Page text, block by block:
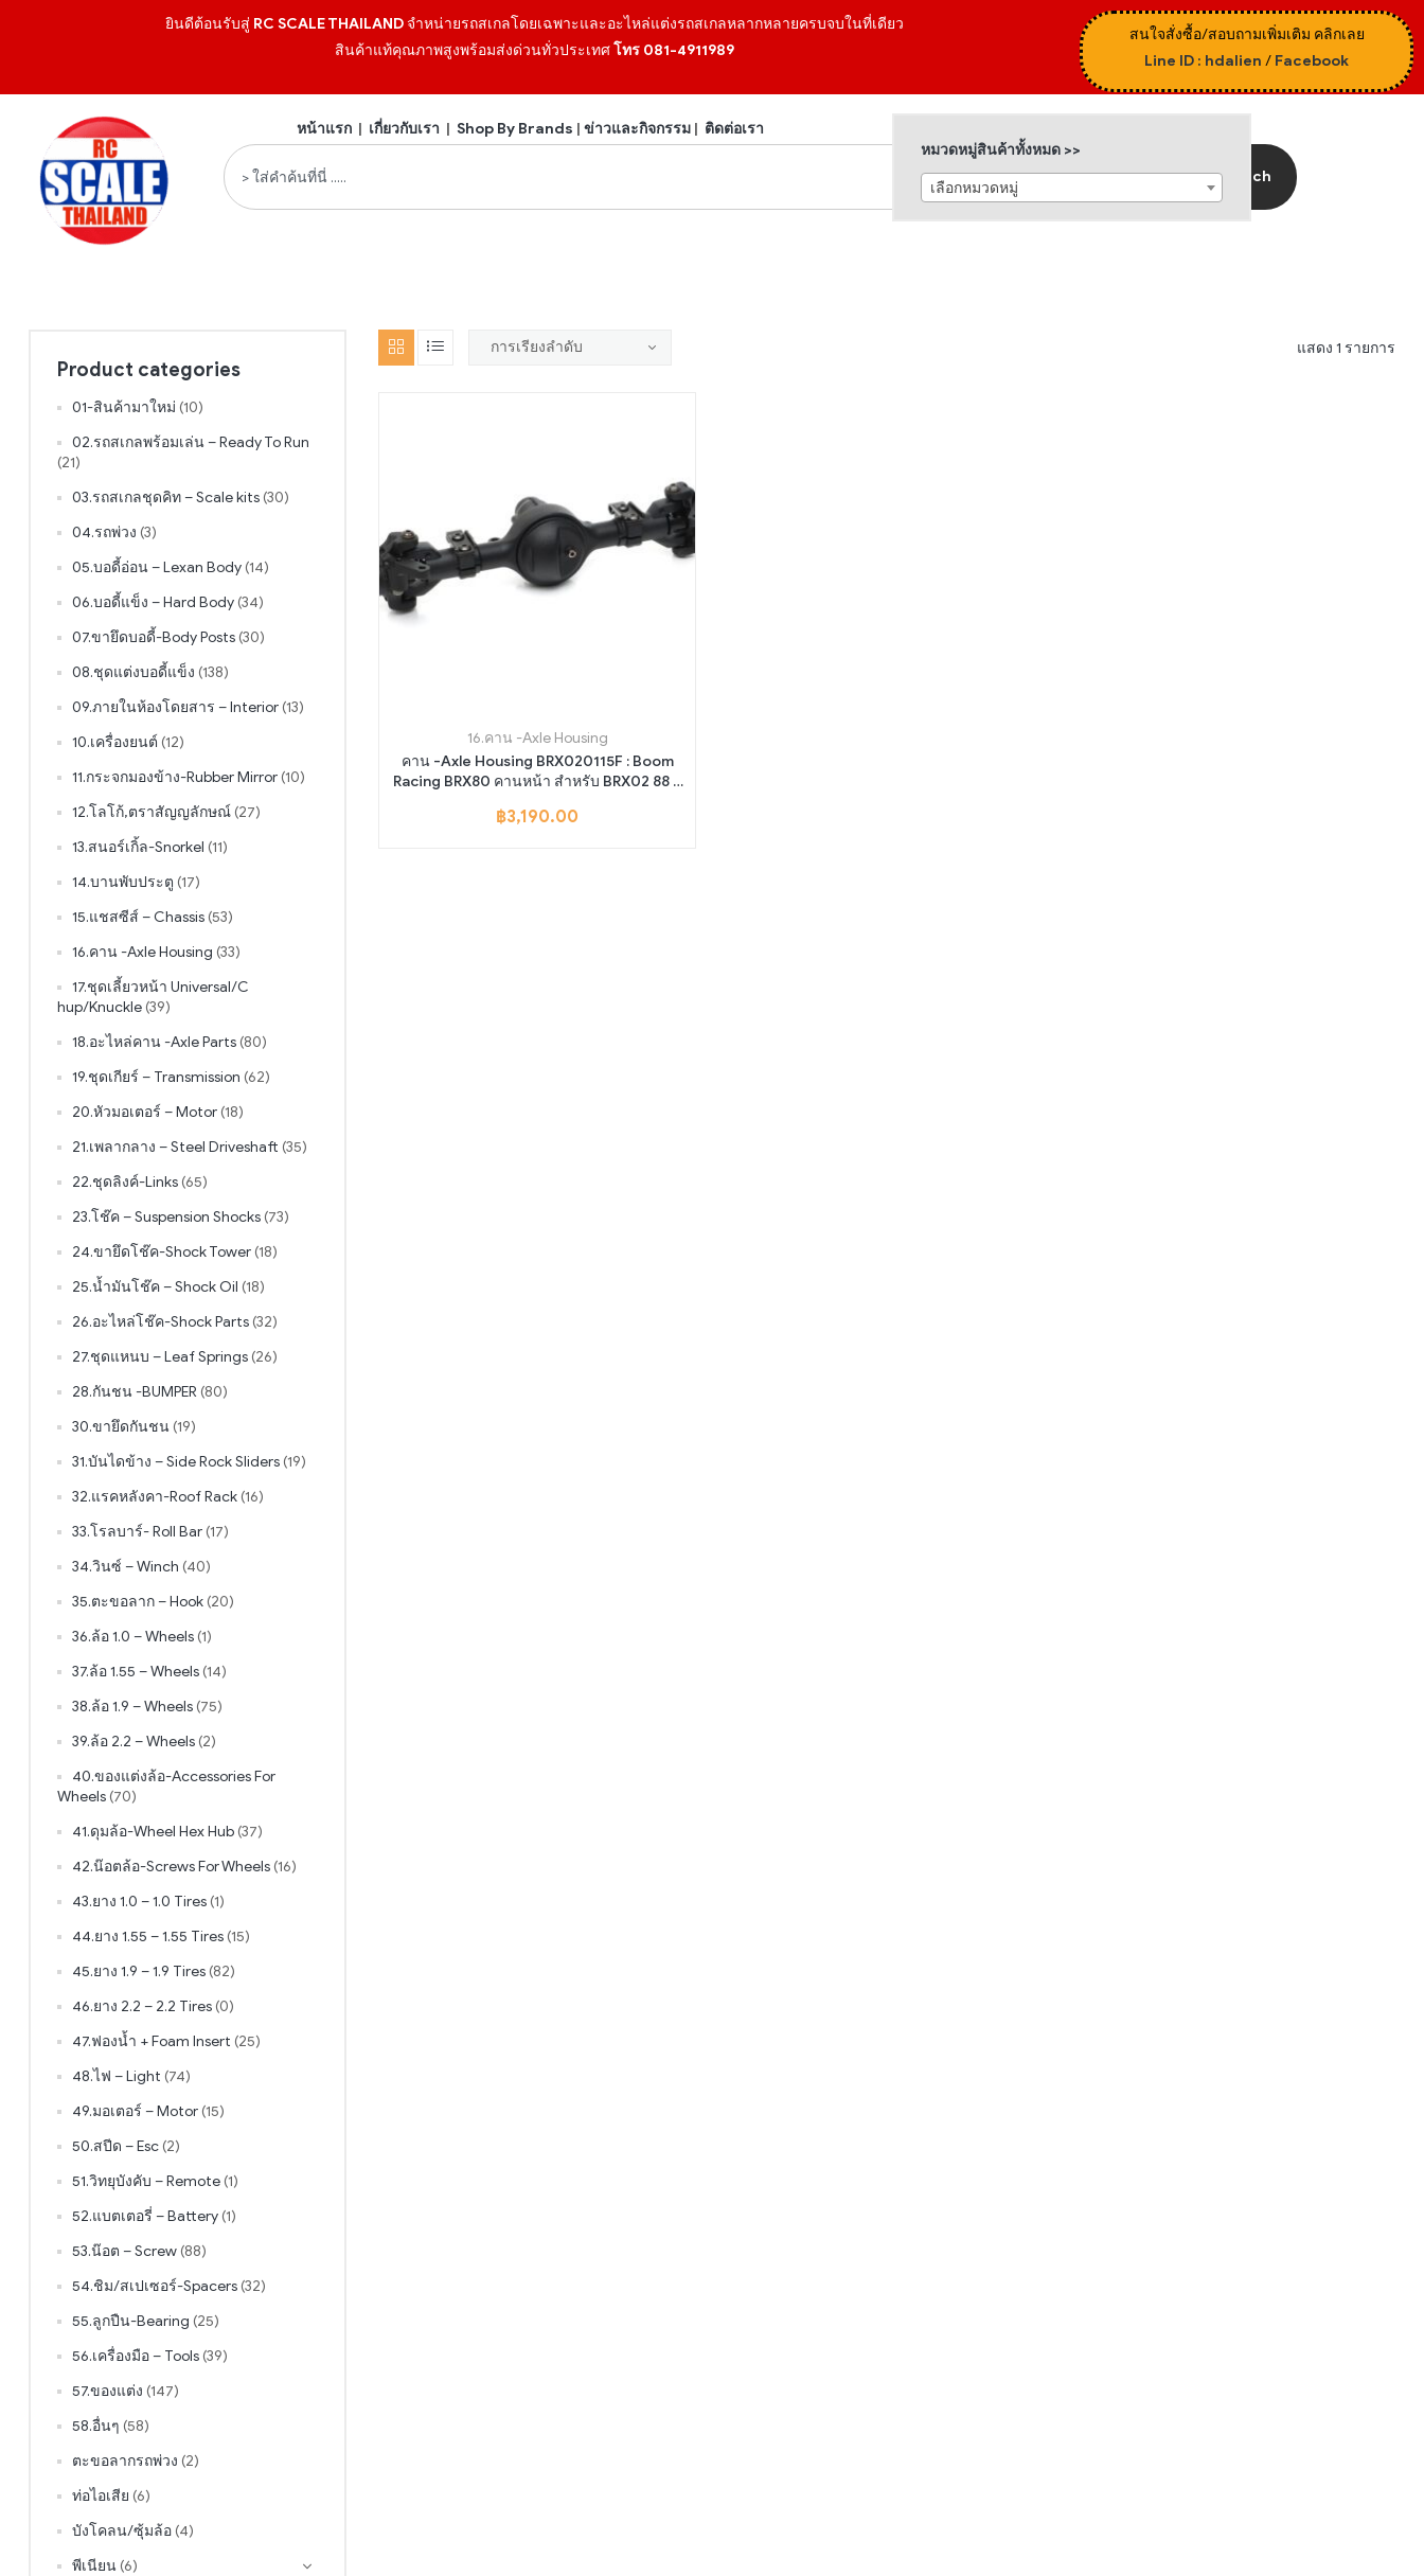
ยินดีต้อนรับสู่ RC SCALE THAILANDจำหน่ายรถสเกลโดยเฉพาะและอะไหล่แต่งรถสเกลหลากหลายครบจบในที่เดียว
สินค้าแท้คุณภาพสูงพร้อมส่งด่วนทั่วประเทศโทร 081-4911989
สนใจสั่งซื้อ/สอบถามเพิ่มเติม คลิกเลย
Line ID : hdalien / Facebook
หน้าแรก| เกี่ยวกับเรา | Shop By Brands | ข่าวและกิจกรรม| ติดต่อเรา
Search
หมวดหมู่สินค้าทั้งหมด >>
เลือกหมวดหมู่
แสดง 1 รายการ
16.คาน -Axle Housing
คาน -Axle Housing BRX020115F : Boom
Racing BRX80 คานหน้า สำหรับ BRX02 88 &
฿3,190.00
Product categories
01-สินค้ามาใหม่ (10)
02.รถสเกลพร้อมเล่น – Ready To Run
(21)
03.รถสเกลชุดคิท – Scale kits (30)
04.รถพ่วง (3)
05.บอดี้อ่อน – Lexan Body (14)
06.บอดี้แข็ง – Hard Body (34)
07.ขายึดบอดี้-Body Posts (30)
08.ชุดแต่งบอดี้แข็ง (138)
09.ภายในห้องโดยสาร – Interior (13)
10.เครื่องยนต์ (12)
11.กระจกมองข้าง-Rubber Mirror (10)
12.โลโก้,ตราสัญญลักษณ์ (27)
13.สนอร์เกิ้ล-Snorkel (11)
14.บานพับประตู (17)
15.แชสซีส์ – Chassis (53)
16.คาน -Axle Housing (33)
17.ชุดเลี้ยวหน้า Universal/C
hup/Knuckle (39)
18.อะไหล่คาน -Axle Parts (80)
19.ชุดเกียร์ – Transmission (62)
20.หัวมอเตอร์ – Motor (18)
21.เพลากลาง – Steel Driveshaft (35)
22.ชุดลิงค์-Links (65)
23.โช๊ค – Suspension Shocks (73)
24.ขายึดโช๊ค-Shock Tower (18)
25.น้ำมันโช๊ค – Shock Oil (18)
26.อะไหล่โช๊ค-Shock Parts (32)
27.ชุดแหนบ – Leaf Springs (26)
28.กันชน -BUMPER (80)
30.ขายึดกันชน (19)
31.บันไดข้าง – Side Rock Sliders (19)
32.แรคหลังคา-Roof Rack (16)
33.โรลบาร์- Roll Bar (17)
34.วินซ์ – Winch (40)
35.ตะขอลาก – Hook (20)
36.ล้อ 1.0 – Wheels (1)
37.ล้อ 1.55 – Wheels (14)
38.ล้อ 1.9 – Wheels (75)
39.ล้อ 2.2 – Wheels (2)
40.ของแต่งล้อ-Accessories For
Wheels (70)
41.ดุมล้อ-Wheel Hex Hub (37)
42.น๊อตล้อ-Screws For Wheels (16)
43.ยาง 1.0 – 1.0 Tires (1)
44.ยาง 1.55 – 1.55 Tires (15)
45.ยาง 1.9 – 1.9 Tires (82)
46.ยาง 2.2 – 2.2 Tires (0)
47.ฟองน้ำ + Foam Insert (25)
48.ไฟ – Light (74)
49.มอเตอร์ – Motor (15)
50.สปีด – Esc (2)
51.วิทยุบังคับ – Remote (1)
52.แบตเตอรี่ – Battery (1)
53.น๊อต – Screw (88)
54.ชิม/สเปเซอร์-Spacers (32)
55.ลูกปืน-Bearing (25)
56.เครื่องมือ – Tools (39)
57.ของแต่ง (147)
58.อื่นๆ (58)
ตะขอลากรถพ่วง (2)
ท่อไอเสีย (6)
บังโคลน/ซุ้มล้อ (4)
พีเนียน (6)